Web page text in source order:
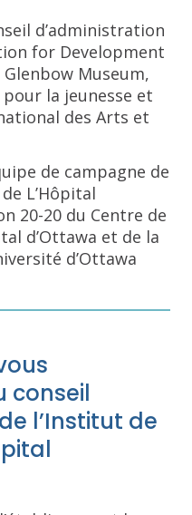
d’administration
for Development
Museum,
la jeunesse et
des Arts et
de campagne de
L’Hôpital
20-20 du Centre de
d’Ottawa et de la
d’Ottawa
conseil
l’Institut de